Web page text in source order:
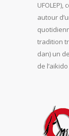
autour
tradition
dan) un
de